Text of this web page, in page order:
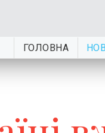
ГОЛОВНА